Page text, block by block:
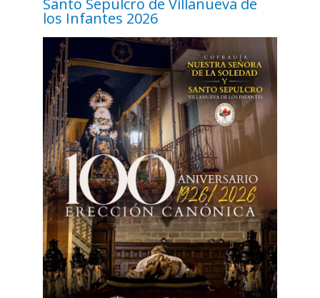
Santo Sepulcro de Villanueva de
los Infantes 2026